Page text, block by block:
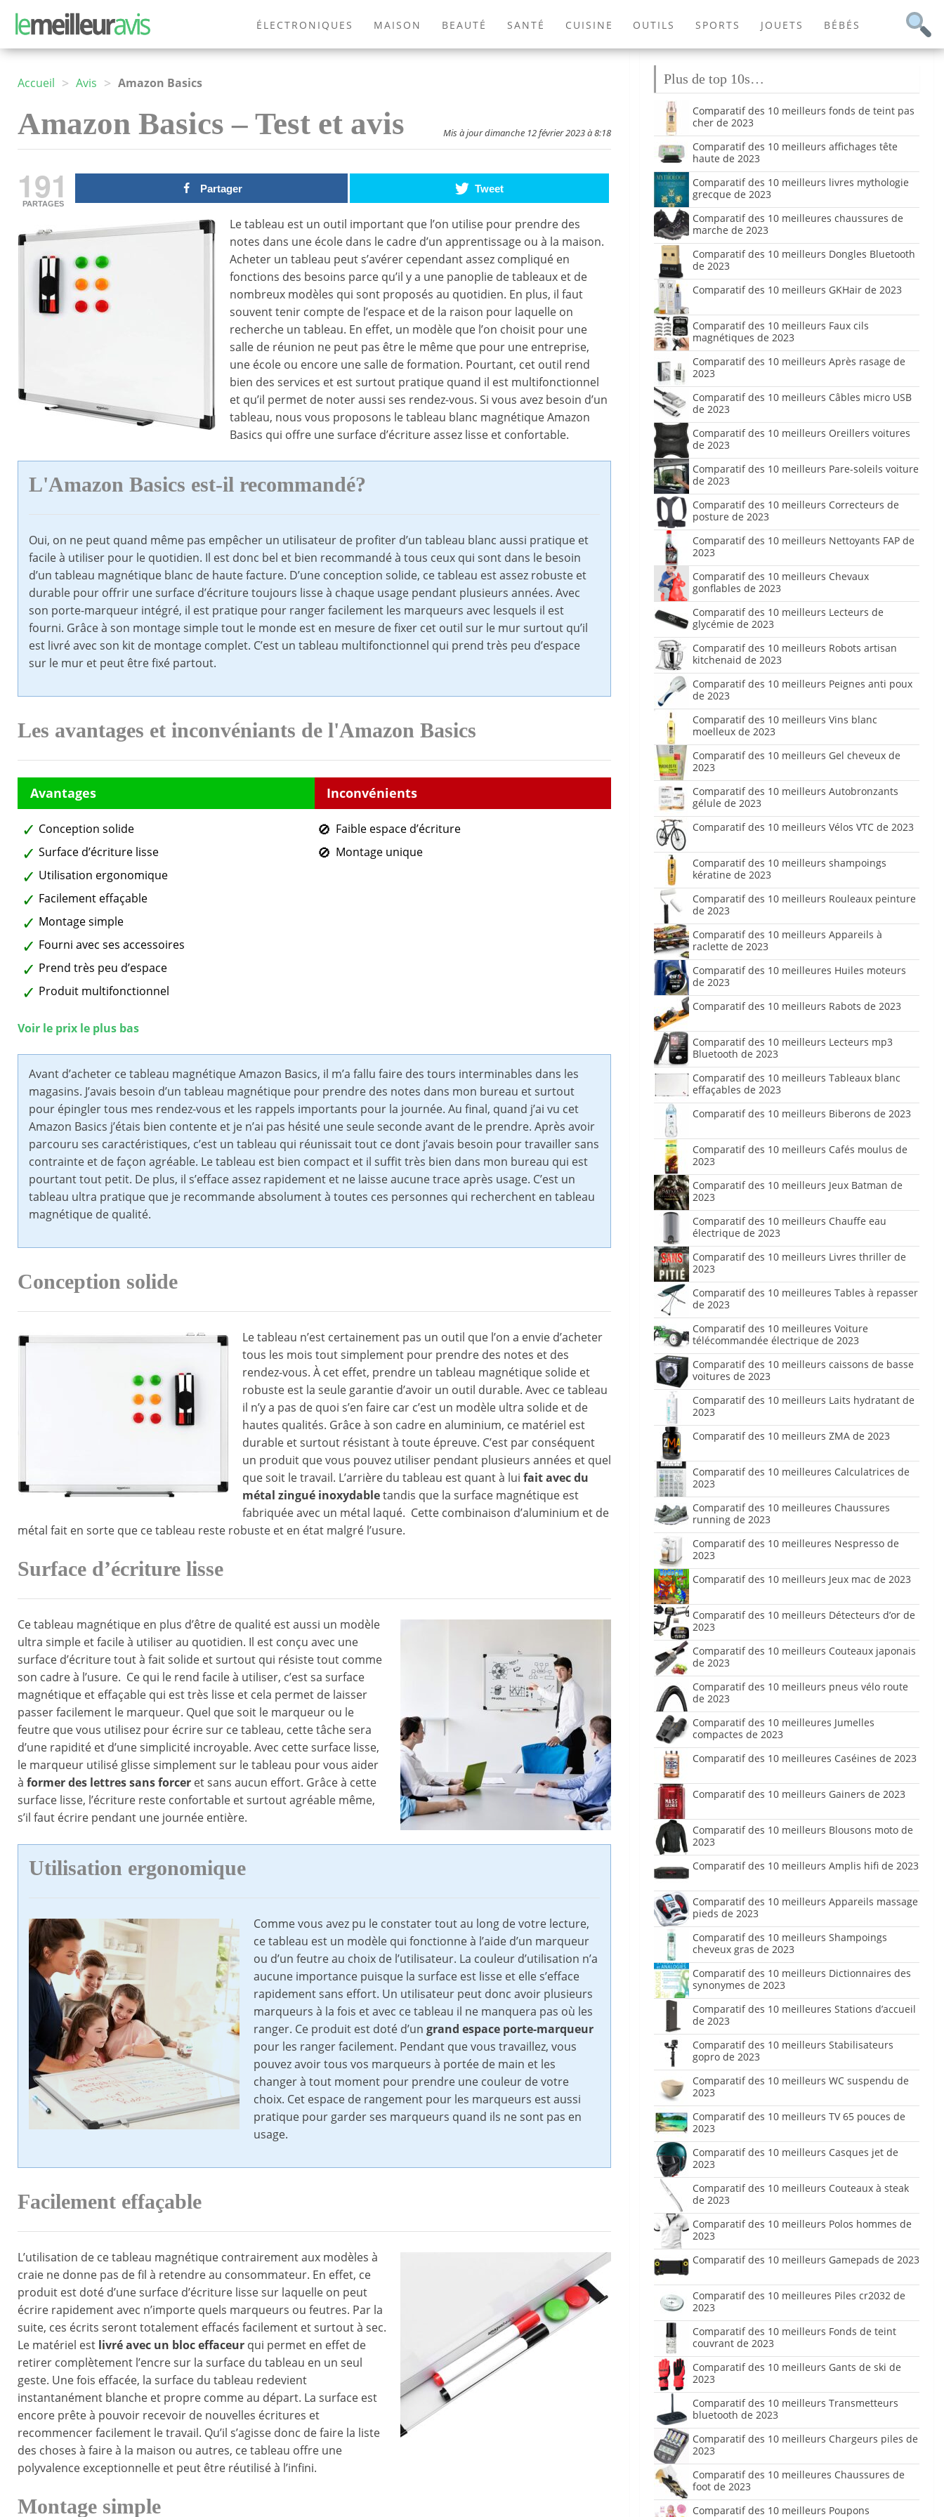
ÉLECTRONIQUES MAISON BEAUTÉ SANTÉ CUISINE OUTILS SPORTS JOUETS BÉBÉS
MODE EXTÉRIEUR ANIMAUX JEUX VIDÉOS LIVRES
Accueil > Avis > Amazon Basics
Amazon Basics – Test et avis Mis à jour dimanche 12 février 2023 à 8:18
191
PARTAGES
Partager Tweet
Le tableau est un outil important que l’on utilise pour prendre des
notes dans une école dans le cadre d’un apprentissage ou à la maison.
Acheter un tableau peut s’avérer cependant assez compliqué en
fonctions des besoins parce qu’il y a une panoplie de tableaux et de
nombreux modèles qui sont proposés au quotidien. En plus, il faut
souvent tenir compte de l’espace et de la raison pour laquelle on
recherche un tableau. En effet, un modèle que l’on choisit pour une
salle de réunion ne peut pas être le même que pour une entreprise,
une école ou encore une salle de formation. Pourtant, cet outil rend
bien des services et est surtout pratique quand il est multifonctionnel
et qu’il permet de noter aussi ses rendez-vous. Si vous avez besoin d’un
tableau, nous vous proposons le tableau blanc magnétique Amazon
Basics qui offre une surface d’écriture assez lisse et confortable.
L'Amazon Basics est-il recommandé?
Oui, on ne peut quand même pas empêcher un utilisateur de profiter d’un tableau blanc aussi pratique et
facile à utiliser pour le quotidien. Il est donc bel et bien recommandé à tous ceux qui sont dans le besoin
d’un tableau magnétique blanc de haute facture. D’une conception solide, ce tableau est assez robuste et
durable pour offrir une surface d’écriture toujours lisse à chaque usage pendant plusieurs années. Avec
son porte-marqueur intégré, il est pratique pour ranger facilement les marqueurs avec lesquels il est
fourni. Grâce à son montage simple tout le monde est en mesure de fixer cet outil sur le mur surtout qu’il
est livré avec son kit de montage complet. C’est un tableau multifonctionnel qui prend très peu d’espace
sur le mur et peut être fixé partout.
Les avantages et inconvéniants de l'Amazon Basics
Conception solide
Surface d’écriture lisse
Utilisation ergonomique
Facilement effaçable
Montage simple
Fourni avec ses accessoires
Prend très peu d’espace
Produit multifonctionnel
Faible espace d’écriture
Montage unique
Voir le prix le plus bas
Avant d’acheter ce tableau magnétique Amazon Basics, il m’a fallu faire des tours interminables dans les
magasins. J’avais besoin d’un tableau magnétique pour prendre des notes dans mon bureau et surtout
pour épingler tous mes rendez-vous et les rappels importants pour la journée. Au final, quand j’ai vu cet
Amazon Basics j’étais bien contente et je n’ai pas hésité une seule seconde avant de le prendre. Après avoir
parcouru ses caractéristiques, c’est un tableau qui réunissait tout ce dont j’avais besoin pour travailler sans
contrainte et de façon agréable. Le tableau est bien compact et il suffit très bien dans mon bureau qui est
pourtant tout petit. De plus, il s’efface assez rapidement et ne laisse aucune trace après usage. C’est un
tableau ultra pratique que je recommande absolument à toutes ces personnes qui recherchent en tableau
magnétique de qualité.
Conception solide
Le tableau n’est certainement pas un outil que l’on a envie d’acheter
tous les mois tout simplement pour prendre des notes et des
rendez-vous. À cet effet, prendre un tableau magnétique solide et
robuste est la seule garantie d’avoir un outil durable. Avec ce tableau
il n’y a pas de quoi s’en faire car c’est un modèle ultra solide et de
hautes qualités. Grâce à son cadre en aluminium, ce matériel est
durable et surtout résistant à toute épreuve. C’est par conséquent
un produit que vous pouvez utiliser pendant plusieurs années et quel
que soit le travail. L’arrière du tableau est quant à lui fait avec du
métal zingué inoxydabletandis que la surface magnétique est
fabriquée avec un métal laqué. Cette combinaison d’aluminium et de
métal fait en sorte que ce tableau reste robuste et en état malgré l’usure.
Surface d’écriture lisse
Ce tableau magnétique en plus d’être de qualité est aussi un modèle
ultra simple et facile à utiliser au quotidien. Il est conçu avec une
surface d’écriture tout à fait solide et surtout qui résiste tout comme
son cadre à l’usure. Ce qui le rend facile à utiliser, c’est sa surface
magnétique et effaçable qui est très lisse et cela permet de laisser
passer facilement le marqueur. Quel que soit le marqueur ou le
feutre que vous utilisez pour écrire sur ce tableau, cette tâche sera
d’une rapidité et d’une simplicité incroyable. Avec cette surface lisse,
le marqueur utilisé glisse simplement sur le tableau pour vous aider
à former des lettres sans forcer et sans aucun effort. Grâce à cette
surface lisse, l’écriture reste confortable et surtout agréable même,
s’il faut écrire pendant une journée entière.
Utilisation ergonomique
Comme vous avez pu le constater tout au long de votre lecture,
ce tableau est un modèle qui fonctionne à l’aide d’un marqueur
ou d’un feutre au choix de l’utilisateur. La couleur d’utilisation n’a
aucune importance puisque la surface est lisse et elle s’efface
rapidement sans effort. Un utilisateur peut donc avoir plusieurs
marqueurs à la fois et avec ce tableau il ne manquera pas où les
ranger. Ce produit est doté d’un grand espace porte-marqueur
pour les ranger facilement. Pendant que vous travaillez, vous
pouvez avoir tous vos marqueurs à portée de main et les
changer à tout moment pour prendre une couleur de votre
choix. Cet espace de rangement pour les marqueurs est aussi
pratique pour garder ses marqueurs quand ils ne sont pas en
usage.
Facilement effaçable
L’utilisation de ce tableau magnétique contrairement aux modèles à
craie ne donne pas de fil à retendre au consommateur. En effet, ce
produit est doté d’une surface d’écriture lisse sur laquelle on peut
écrire rapidement avec n’importe quels marqueurs ou feutres. Par la
suite, ces écrits seront totalement effacés facilement et surtout à sec.
Le matériel est livré avec un bloc effaceur qui permet en effet de
retirer complètement l’encre sur la surface du tableau en un seul
geste. Une fois effacée, la surface du tableau redevient
instantanément blanche et propre comme au départ. La surface est
encore prête à pouvoir recevoir de nouvelles écritures et
recommencer facilement le travail. Qu’il s’agisse donc de faire la liste
des choses à faire à la maison ou autres, ce tableau offre une
polyvalence exceptionnelle et peut être réutilisé à l’infini.
Montage simple
Plus de top 10s…
Comparatif des 10 meilleurs fonds de teint pas
cher de 2023
Comparatif des 10 meilleurs affichages tête
haute de 2023
Comparatif des 10 meilleurs livres mythologie
grecque de 2023
Comparatif des 10 meilleures chaussures de
marche de 2023
Comparatif des 10 meilleurs Dongles Bluetooth
de 2023
Comparatif des 10 meilleurs GKHair de 2023
Comparatif des 10 meilleurs Faux cils
magnétiques de 2023
Comparatif des 10 meilleurs Après rasage de
2023
Comparatif des 10 meilleurs Câbles micro USB
de 2023
Comparatif des 10 meilleurs Oreillers voitures
de 2023
Comparatif des 10 meilleurs Pare-soleils voiture
de 2023
Comparatif des 10 meilleurs Correcteurs de
posture de 2023
Comparatif des 10 meilleurs Nettoyants FAP de
2023
Comparatif des 10 meilleurs Chevaux
gonflables de 2023
Comparatif des 10 meilleurs Lecteurs de
glycémie de 2023
Comparatif des 10 meilleurs Robots artisan
kitchenaid de 2023
Comparatif des 10 meilleurs Peignes anti poux
de 2023
Comparatif des 10 meilleurs Vins blanc
moelleux de 2023
Comparatif des 10 meilleurs Gel cheveux de
2023
Comparatif des 10 meilleurs Autobronzants
gélule de 2023
Comparatif des 10 meilleurs Vélos VTC de 2023
Comparatif des 10 meilleurs shampoings
kératine de 2023
Comparatif des 10 meilleurs Rouleaux peinture
de 2023
Comparatif des 10 meilleurs Appareils à
raclette de 2023
Comparatif des 10 meilleures Huiles moteurs
de 2023
Comparatif des 10 meilleurs Rabots de 2023
Comparatif des 10 meilleurs Lecteurs mp3
Bluetooth de 2023
Comparatif des 10 meilleurs Tableaux blanc
effaçables de 2023
Comparatif des 10 meilleurs Biberons de 2023
Comparatif des 10 meilleurs Cafés moulus de
2023
Comparatif des 10 meilleurs Jeux Batman de
2023
Comparatif des 10 meilleurs Chauffe eau
électrique de 2023
Comparatif des 10 meilleurs Livres thriller de
2023
Comparatif des 10 meilleures Tables à repasser
de 2023
Comparatif des 10 meilleures Voiture
télécommandée électrique de 2023
Comparatif des 10 meilleurs caissons de basse
voitures de 2023
Comparatif des 10 meilleurs Laits hydratant de
2023
Comparatif des 10 meilleurs ZMA de 2023
Comparatif des 10 meilleures Calculatrices de
2023
Comparatif des 10 meilleures Chaussures
running de 2023
Comparatif des 10 meilleures Nespresso de
2023
Comparatif des 10 meilleurs Jeux mac de 2023
Comparatif des 10 meilleurs Détecteurs d’or de
2023
Comparatif des 10 meilleurs Couteaux japonais
de 2023
Comparatif des 10 meilleurs pneus vélo route
de 2023
Comparatif des 10 meilleures Jumelles
compactes de 2023
Comparatif des 10 meilleures Caséines de 2023
Comparatif des 10 meilleurs Gainers de 2023
Comparatif des 10 meilleurs Blousons moto de
2023
Comparatif des 10 meilleurs Amplis hifi de 2023
Comparatif des 10 meilleurs Appareils massage
pieds de 2023
Comparatif des 10 meilleurs Shampoings
cheveux gras de 2023
Comparatif des 10 meilleurs Dictionnaires des
synonymes de 2023
Comparatif des 10 meilleures Stations d’accueil
de 2023
Comparatif des 10 meilleurs Stabilisateurs
gopro de 2023
Comparatif des 10 meilleurs WC suspendu de
2023
Comparatif des 10 meilleurs TV 65 pouces de
2023
Comparatif des 10 meilleurs Casques jet de
2023
Comparatif des 10 meilleurs Couteaux à steak
de 2023
Comparatif des 10 meilleurs Polos hommes de
2023
Comparatif des 10 meilleurs Gamepads de 2023
Comparatif des 10 meilleures Piles cr2032 de
2023
Comparatif des 10 meilleurs Fonds de teint
couvrant de 2023
Comparatif des 10 meilleurs Gants de ski de
2023
Comparatif des 10 meilleurs Transmetteurs
bluetooth de 2023
Comparatif des 10 meilleurs Chargeurs piles de
2023
Comparatif des 10 meilleures Chaussures de
foot de 2023
Comparatif des 10 meilleurs Poupons